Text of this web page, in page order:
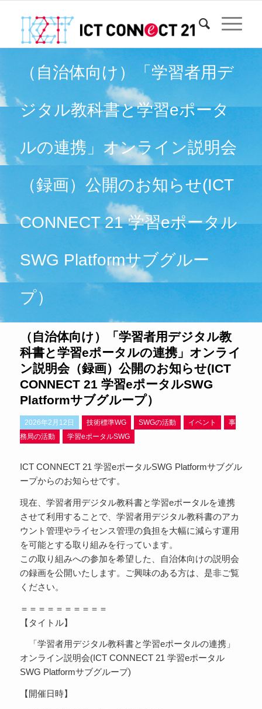
（自治体向け）「学習者用デ
ジタル教科書と学習eポータ
ルの連携」オンライン説明会
（録画）公開のお知らせ(ICT
CONNECT 21 学習eポータル
SWG Platformサブグルー
プ）
（自治体向け）「学習者用デジタル教
科書と学習eポータルの連携」オンライ
ン説明会（録画）公開のお知らせ(ICT
CONNECT 21 学習eポータルSWG
Platformサブグループ）
2026年2月12日 技術標準WG SWGの活動 イベント
事
務局の活動
学習eポータルSWG
ICT CONNECT 21 学習eポータルSWG Platformサブグル
ープからのお知らせです。
現在、学習者用デジタル教科書と学習eポータルを連携
させて利用することで、学習者用デジタル教科書のアカ
ウント管理やライセンス管理の負担を大幅に減らす運用
を可能とする取り組みを行っています。
この取り組みへの参加を希望した、自治体向けの説明会
の録画を公開いたします。ご興味のある方は、是非ご覧
ください。
＝＝＝＝＝＝＝＝＝＝
【タイトル】
「学習者用デジタル教科書と学習eポータルの連携」
オンライン説明会(ICT CONNECT 21 学習eポータル
SWG Platformサブグループ)
【開催日時】